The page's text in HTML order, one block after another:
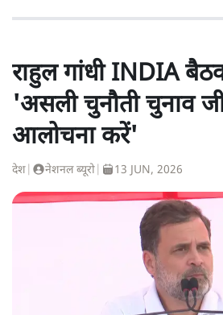
राहुल गांधी INDIA
'असली चुनौती चुनाव
आलोचना करें'
देश नेशनल ब्यूरो 13 JUN, 2026